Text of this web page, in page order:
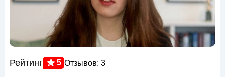
Рейтинг 5 Отзывов: 3